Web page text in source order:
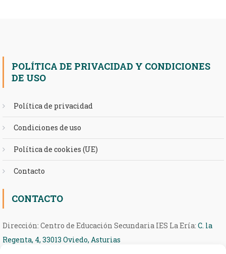
POLÍTICA DE PRIVACIDAD Y CONDICIONES
DE USO
Política de privacidad
Condiciones de uso
Política de cookies (UE)
Contacto
CONTACTO
Dirección: Centro de Educación Secundaria IES La Ería: C. la
Regenta, 4, 33013 Oviedo, Asturias